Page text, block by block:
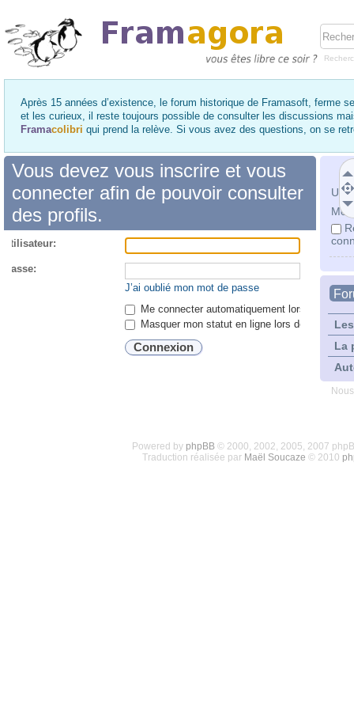
Après 15 années d’existence, le forum historique de Framasoft, ferme
et les curieux, il reste toujours possible de consulter les discussions
Framacolibri qui prend la relève. Si vous avez des questions, on se
Mot
La
Vous devez vous inscrire et vous
connecter afin de pouvoir consulter
des profils.
passe:
J’ai oublié mon mot de passe
Me connecter automatiquement lors de
Masquer mon statut en ligne lors de cette
Powered by phpBB© 2000, 2002, 2005, 2007
Traduction réalisée par Maël Soucaze © 2010